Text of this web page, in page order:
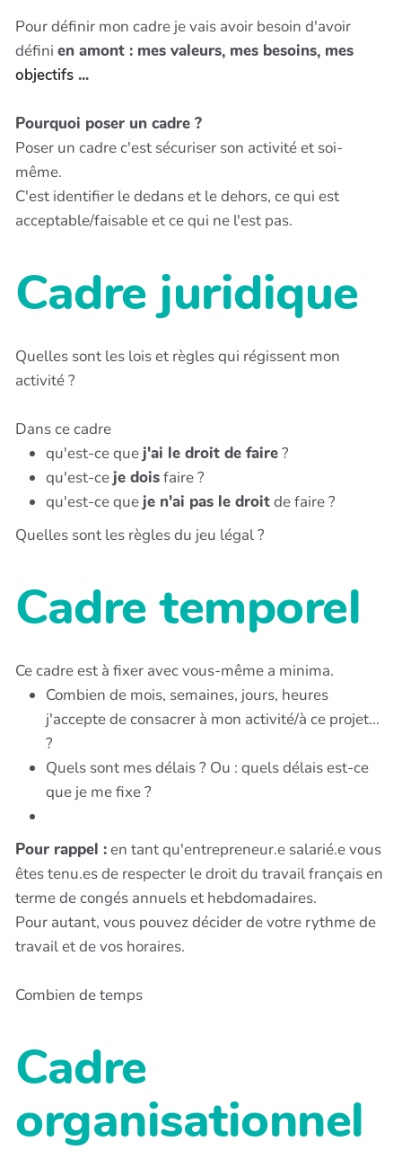
Pour définir mon cadre je vais avoir besoin d'avoir
défini en amont : mes valeurs, mes besoins, mes
objectifs ...
Pourquoi poser un cadre ?
Poser un cadre c'est sécuriser son activité et soi-
même.
C'est identifier le dedans et le dehors, ce qui est
acceptable/faisable et ce qui ne l'est pas.
Cadre juridique
Quelles sont les lois et règles qui régissent mon
activité ?
Dans ce cadre
qu'est-ce quej'ai le droit de faire?
qu'est-ceje doisfaire ?
qu'est-ce queje n'ai pas le droitde faire ?
Quelles sont les règles du jeu légal ?
Cadre temporel
Ce cadre est à fixer avec vous-même a minima.
Combien de mois, semaines, jours, heures
j'accepte de consacrer à mon activité/à ce projet...
?
Quels sont mes délais ? Ou : quels délais est-ce
que je me fixe ?
Pour rappel :en tant qu'entrepreneur.e salarié.e vous
êtes tenu.es de respecter le droit du travail français en
terme de congés annuels et hebdomadaires.
Pour autant, vous pouvez décider de votre rythme de
travail et de vos horaires.
Combien de temps
Cadre
organisationnel